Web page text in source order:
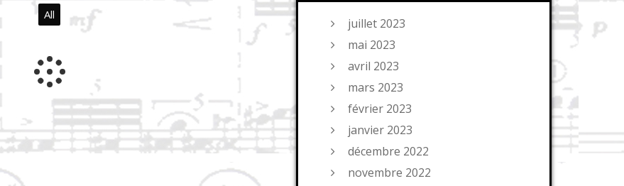
All
juillet 2023
mai 2023
avril 2023
mars 2023
février 2023
janvier 2023
décembre 2022
novembre 2022